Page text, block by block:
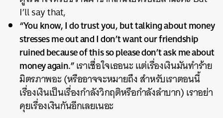
I’ll say that,
“You know, I do trust you, but talking about money
stresses me out and I don’t want our friendship
ruined because of this so please don’t ask me about
money again.”เราเชื่อใจเธอนะ แต่เรื่องเงินมันทำร้าย
มิตรภาพอะ (หรืออาจจะหมายถึง สำหรับเราตอนนี้
เรื่องเงินเป็นเรื่องกำลังวิกฤติหรือกำลังลำบาก) เราอย่า
คุยเรื่องเงินกันอีกเลยเนอะ